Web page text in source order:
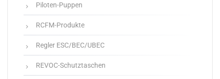
Piloten-Puppen
RCFM-Produkte
Regler ESC/BEC/UBEC
REVOC-Schutztaschen